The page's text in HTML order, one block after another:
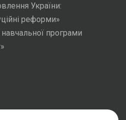
України:
реформи»
програми